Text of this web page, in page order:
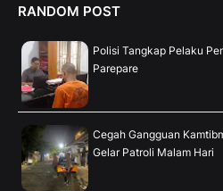
RANDOM POST
Polisi Tangkap Pelaku
Parepare
Cegah Gangguan
Gelar Patroli Malam Hari